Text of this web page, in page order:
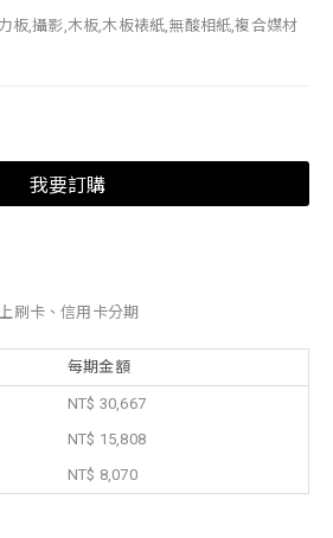
板,攝影,木板,木板裱紙,無酸相紙,複合媒材
我要訂購
刷卡、信用卡分期
每期金額
NT$ 30,667
NT$ 15,808
NT$ 8,070